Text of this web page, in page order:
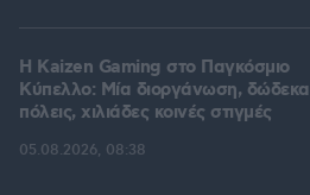
H Kaizen Gaming στο Παγκόσμιο
Kύπελλο: Μία διοργάνωση, δώδεκα
πόλεις, χιλιάδες κοινές στιγμές
05.08.2026, 08:38